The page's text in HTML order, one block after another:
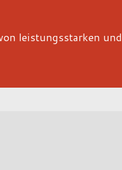
leistungsstarken und